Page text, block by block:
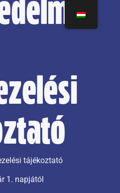
tájékoztató
1. napjától